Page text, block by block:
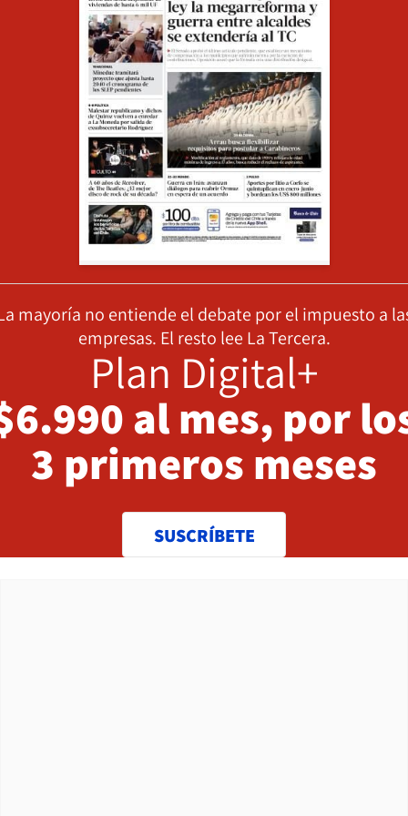
mayoría no entiende el debate por el impuesto a
empresas. El resto lee La Tercera.
Plan Digital+
al mes, por
3 primeros meses
SUSCRÍBETE